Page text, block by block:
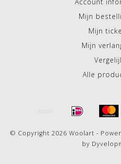
Mijn
Mijn
Mijn
Alle
© Copyright 2026 Woolart -
by